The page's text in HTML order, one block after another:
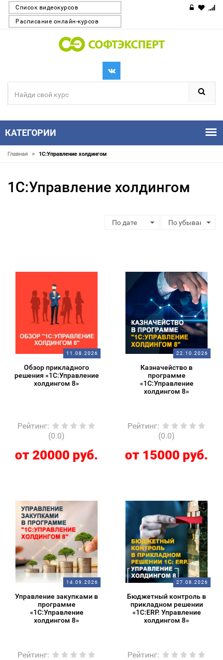
Список видеокурсов
Расписание онлайн-курсов
КАТЕГОРИИ
Главная » 1С:Управление холдингом
1С:Управление холдингом
11.08.2026
Обзор прикладного
решения «1С:Управление
холдингом 8»
Рейтинг:
(0.0)
от 20000 руб.
22.10.2026
Казначейство в
программе
«1С:Управление
холдингом 8»
Рейтинг:
(0.0)
от 15000 руб.
14.09.2026
Управление закупками в
программе
«1С:Управление
холдингом 8»
Рейтинг:
27.08.2026
Бюджетный контроль в
прикладном решении
«1С:ERP. Управление
холдингом 8»
Рейтинг: